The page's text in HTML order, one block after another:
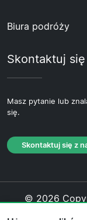
Biura podróży
Skontaktuj
Masz pytanie lub
się.
Skontaktuj się z
© 2026